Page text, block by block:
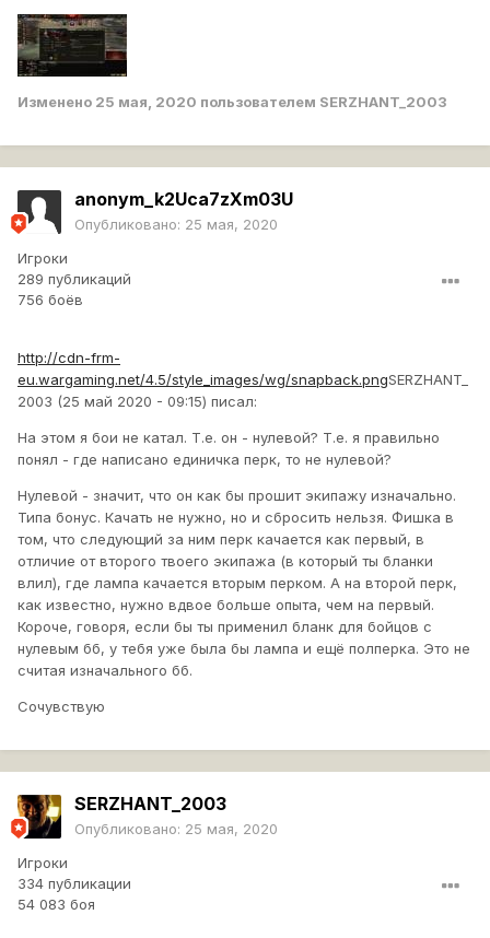
Изменено 25 мая, 2020 пользователем SERZHANT_2003
anonym_k2Uca7zXm03U
Опубликовано: 25 мая, 2020
Игроки
289 публикаций
756 боёв
http://cdn-frm-
eu.wargaming.net/4.5/style_images/wg/snapback.pngSERZHANT_
2003 (25 май 2020 - 09:15) писал:
На этом я бои не катал. Т.е. он - нулевой? Т.е. я правильно
понял - где написано единичка перк, то не нулевой?
Нулевой - значит, что он как бы прошит экипажу изначально.
Типа бонус. Качать не нужно, но и сбросить нельзя. Фишка в
том, что следующий за ним перк качается как первый, в
отличие от второго твоего экипажа (в который ты бланки
влил), где лампа качается вторым перком. А на второй перк,
как известно, нужно вдвое больше опыта, чем на первый.
Короче, говоря, если бы ты применил бланк для бойцов с
нулевым бб, у тебя уже была бы лампа и ещё полперка. Это не
считая изначального бб.
Сочувствую
SERZHANT_2003
Опубликовано: 25 мая, 2020
Игроки
334 публикации
54 083 боя